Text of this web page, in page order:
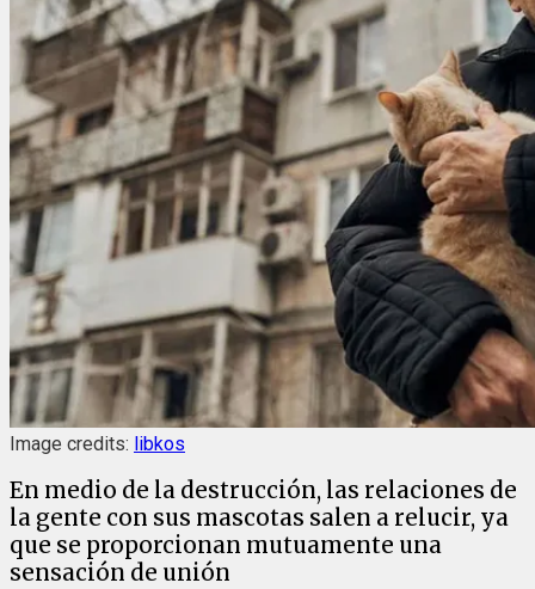
Image credits: libkos
En medio de la destrucción, las relaciones de
la gente con sus mascotas salen a relucir, ya
que se proporcionan mutuamente una
sensación de unión